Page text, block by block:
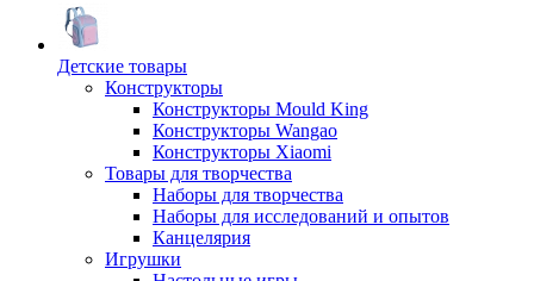
Детские товары
Конструкторы
Конструкторы Mould King
Конструкторы Wangao
Конструкторы Xiaomi
Товары для творчества
Наборы для творчества
Наборы для исследований и опытов
Канцелярия
Игрушки